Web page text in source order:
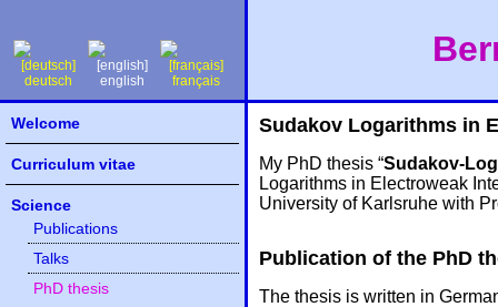
deutsch english français
Welcome
Curriculum vitae
Science
Publications
Talks
PhD thesis
Sudakov Logarithms in
My PhD thesis “Sudakov-
Logarithms in Electroweak
University of Karlsruhe with
Publication of the PhD
The thesis is written in